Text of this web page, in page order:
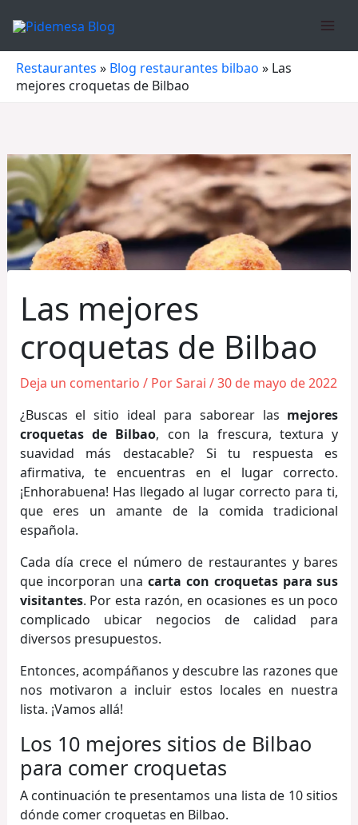
contenido
Restaurantes » Blog restaurantes bilbao » Las
mejores croquetas de Bilbao
Las mejores
croquetas de Bilbao
Deja un comentario / PorSarai /30 de mayo de 2022
¿Buscas el sitio ideal para saborear las mejores
croquetas de Bilbao, con la frescura, textura y
suavidad más destacable? Si tu respuesta es
afirmativa, te encuentras en el lugar correcto.
¡Enhorabuena! Has llegado al lugar correcto para ti,
que eres un amante de la comida tradicional
española.
Cada día crece el número de restaurantes y bares
que incorporan unacarta con croquetas para sus
visitantes. Por esta razón, en ocasiones es un poco
complicado ubicar negocios de calidad para
diversos presupuestos.
Entonces, acompáñanos y descubre las razones que
nos motivaron a incluir estos locales en nuestra
lista. ¡Vamos allá!
Los 10 mejores sitios de Bilbao
para comer croquetas
A continuación te presentamos una lista de 10 sitios
dónde comer croquetas en Bilbao.